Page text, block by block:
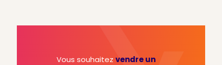
Vous souhaitez vendre un